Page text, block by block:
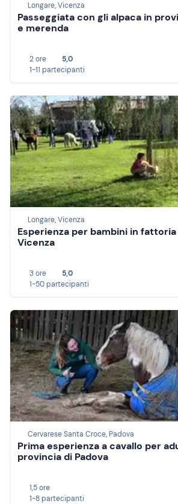
Longare, Vicenza
Passeggiata con gli alpaca in
e merenda
2 ore
5,0
1-11 partecipanti
Longare, Vicenza
Esperienza per bambini in
Vicenza
3 ore
5,0
1-50 partecipanti
Cervarese Santa Croce, Padova
Prima esperienza a cavallo per
provincia di Padova
1,5 ore
1-8 partecipanti